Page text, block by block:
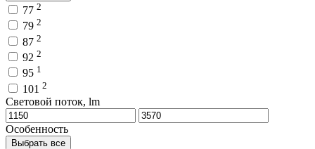
77 2
79 2
87 2
92 2
95 1
101 2
Световой поток, lm
Особенность
Выбрать все